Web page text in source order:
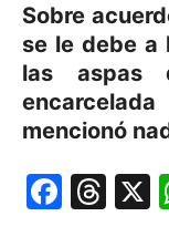
Sobre
se le debe a
las aspas
mencionó